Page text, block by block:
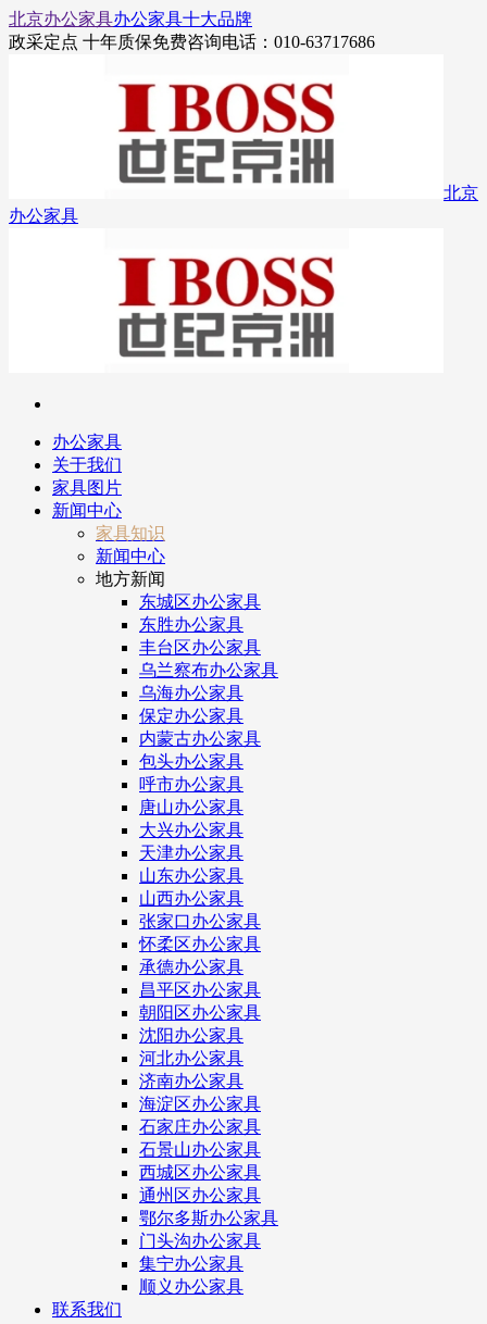
北京办公家具办公家具十大品牌
政采定点 十年质保免费咨询电话：010-63717686
北京
办公家具
办公家具
关于我们
家具图片
新闻中心
家具知识
新闻中心
地方新闻
东城区办公家具
东胜办公家具
丰台区办公家具
乌兰察布办公家具
乌海办公家具
保定办公家具
内蒙古办公家具
包头办公家具
呼市办公家具
唐山办公家具
大兴办公家具
天津办公家具
山东办公家具
山西办公家具
张家口办公家具
怀柔区办公家具
承德办公家具
昌平区办公家具
朝阳区办公家具
沈阳办公家具
河北办公家具
济南办公家具
海淀区办公家具
石家庄办公家具
石景山办公家具
西城区办公家具
通州区办公家具
鄂尔多斯办公家具
门头沟办公家具
集宁办公家具
顺义办公家具
联系我们